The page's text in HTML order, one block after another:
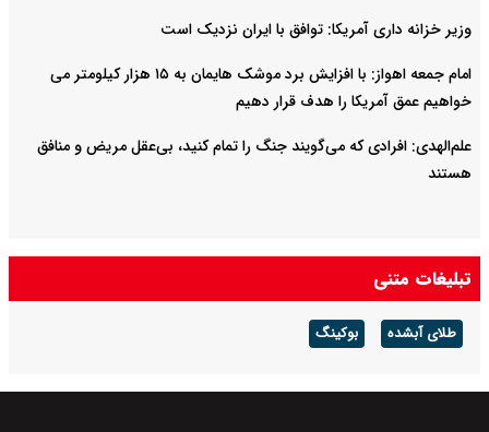
وزیر خزانه داری آمریکا: توافق با ایران نزدیک است
امام‌ جمعه اهواز: با افزایش برد موشک هایمان به ۱۵ هزار کیلومتر می
خواهیم عمق آمریکا را هدف قرار دهیم
علم‌الهدی: افرادی که می‌گویند جنگ را تمام کنید، بی‌عقل مریض و منافق
هستند
تبلیغات متنی
طلای آبشده بوکینگ